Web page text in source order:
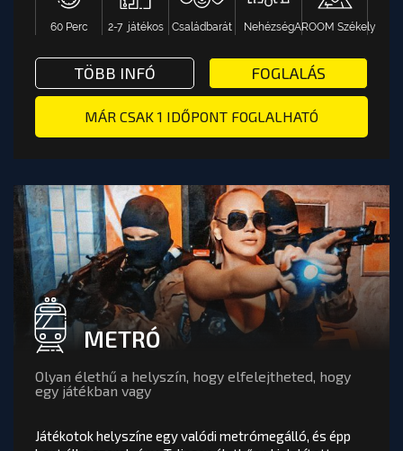
60 Perc 2-7 játékos Családbarát NehézségAROOM Székely
TÖBB INFÓTÖBB INFÓ VAGY FOGLALÁS:
FOGLALÁS
MÁR CSAK 1 IDŐPONT FOGLALHATÓ
Ma elérhető időpontok :
22:30 - 23:30
Játékosok száma:
FOGLALÁS
METRÓ
Olyan élethű a helyszín, hogy elfelejtheted, hogy
egy játékban vagy
Játékotok helyszíne egy valódi metrómegálló, és épp